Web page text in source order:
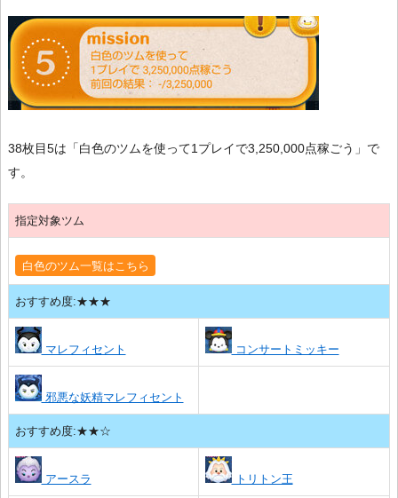
38枚目5は「白色のツムを使って1プレイで3,250,000点稼ごう」で
す。
指定対象ツム
白色のツム一覧はこちら
おすすめ度:★★★
マレフィセント コンサートミッキー
邪悪な妖精マレフィセント
おすすめ度:★★☆
アースラ トリトン王